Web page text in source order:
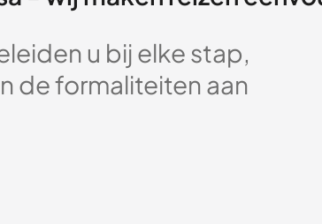
u bij elke stap,
de formaliteiten aan